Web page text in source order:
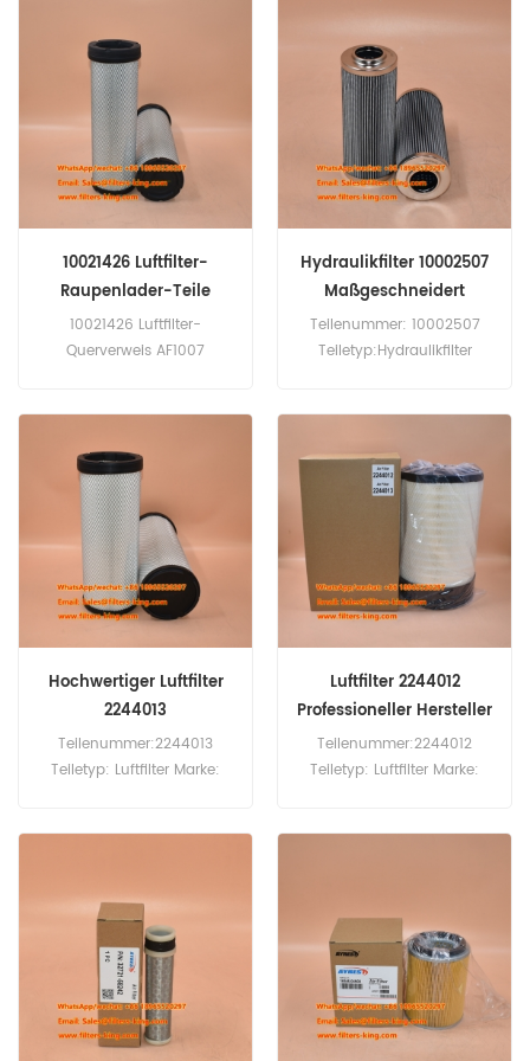
10–14 BAR.
10021426 Luftfilter-
Raupenlader-Teile
10021426 Luftfilter-
Querverweis AF1007
Hydraulikfilter 10002507
Maßgeschneidert
Teilenummer: 10002507
Teiletyp:Hydraulikfilter
Stück
Hochwertiger Luftfilter
2244013
Teilenummer:2244013
Teiletyp: Luftfilter Marke:
Luftfilter 2244012
Professioneller Hersteller
Teilenummer:2244012
Teiletyp: Luftfilter Marke: